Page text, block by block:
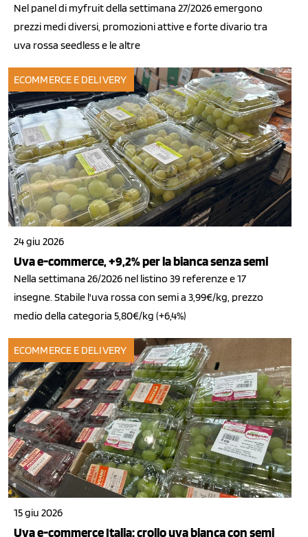
Nel panel di myfruit della settimana 27/2026 emergono
prezzi medi diversi, promozioni attive e forte divario tra
uva rossa seedless e le altre
ECOMMERCE E DELIVERY
24 giu 2026
Uva e-commerce, +9,2% per la bianca senza semi
Nella settimana 26/2026 nel listino 39 referenze e 17
insegne. Stabile l'uva rossa con semi a 3,99€/kg, prezzo
medio della categoria 5,80€/kg (+6,4%)
ECOMMERCE E DELIVERY
15 giu 2026
Uva e-commerce Italia: crollo uva bianca con semi